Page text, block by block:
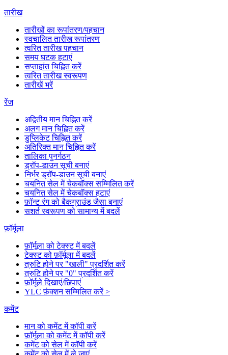
तारीख
तारीखों का रूपांतरण/पहचान
स्वचालित तारीख रूपांतरण
त्वरित तारीख पहचान
समय घटक हटाएं
सप्ताहांत चिह्नित करें
त्वरित तारीख स्वरूपण
तारीखें भरें
रेंज
अद्वितीय मान चिह्नित करें
अलग मान चिह्नित करें
डुप्लिकेट चिह्नित करें
अतिरिक्त मान चिह्नित करें
तालिका पुनर्गठन
ड्रॉप-डाउन सूची बनाएं
निर्भर ड्रॉप-डाउन सूची बनाएं
चयनित सेल में चेकबॉक्स सम्मिलित करें
चयनित सेल में चेकबॉक्स हटाएं
फ़ॉन्ट रंग को बैकग्राउंड जैसा बनाएं
सशर्त स्वरूपण को सामान्य में बदलें
फ़ॉर्मूला
फ़ॉर्मूला को टेक्स्ट में बदलें
टेक्स्ट को फ़ॉर्मूला में बदलें
त्रुटि होने पर "खाली" प्रदर्शित करें
त्रुटि होने पर "0" प्रदर्शित करें
फ़ॉर्मूले दिखाएं/छिपाएं
YLC फ़ंक्शन सम्मिलित करें >
कमेंट
मान को कमेंट में कॉपी करें
फ़ॉर्मूला को कमेंट में कॉपी करें
कमेंट को सेल में कॉपी करें